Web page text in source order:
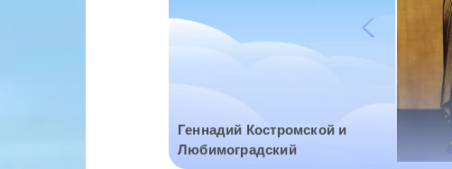
Геннадий Костромской и
Любимоградский